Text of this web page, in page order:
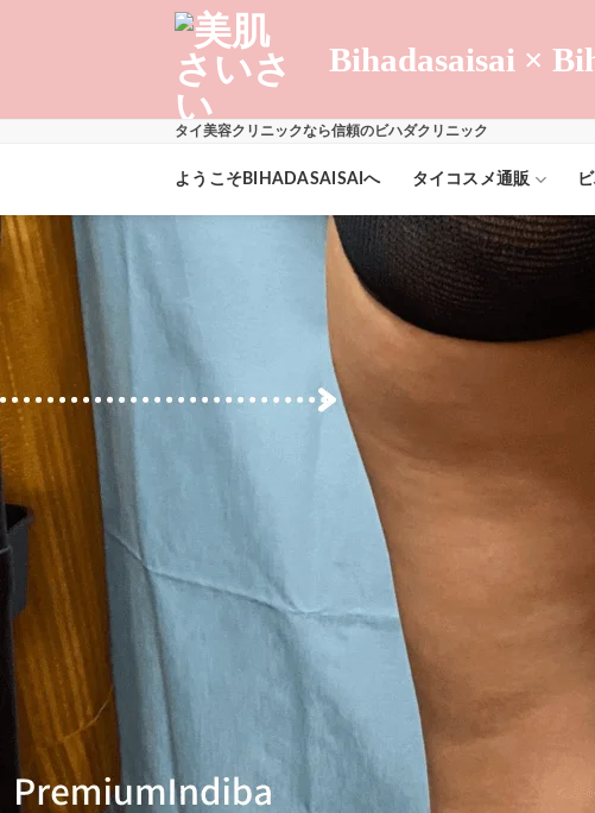
タイ美容クリニックなら信頼のビハダクリニック
Bihadasaisai ×
ようこそBIHADASAISAIへ タイコスメ通販